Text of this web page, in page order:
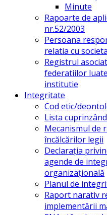
Minute
Rapoarte de
nr.52/2003
Persoana
relatia cu
Registrul
federatiilor
institutie
Integritate
Cod etic/
Lista
Mecanismul de
încălcărilor legii
Declarația
agende de
organizațională
Planul de
Raport narativ
implementării